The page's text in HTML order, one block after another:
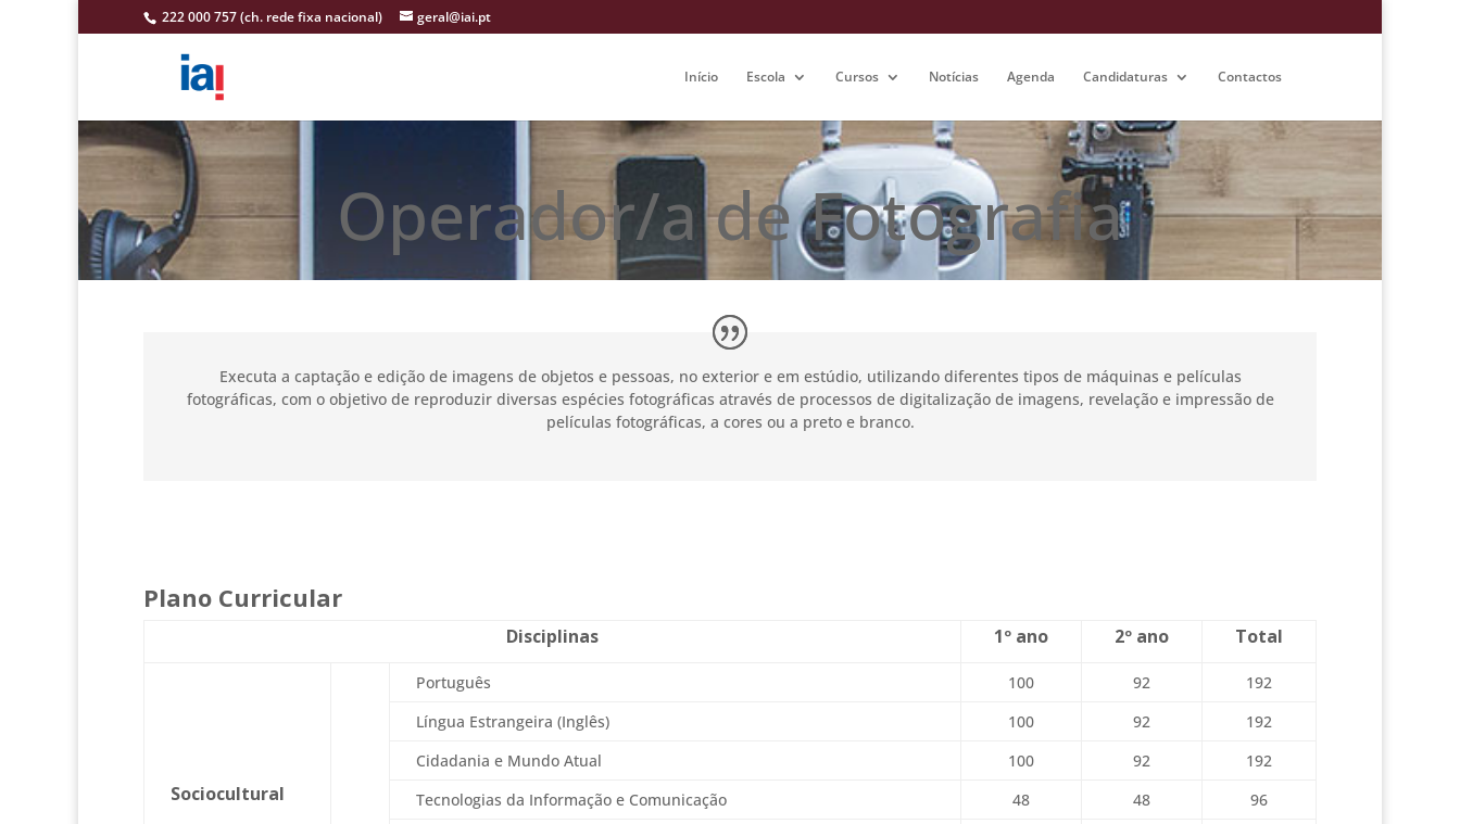
222 000 757 (ch. rede fixa nacional) geral@iai.pt
Início Escola Cursos Notícias Agenda Candidaturas Contactos
Operador/a de Fotografia
Executa a captação e edição de imagens de objetos e pessoas, no exterior e em estúdio, utilizando diferentes tipos de máquinas e películas
fotográficas, com o objetivo de reproduzir diversas espécies fotográficas através de processos de digitalização de imagens, revelação e impressão de
películas fotográficas, a cores ou a preto e branco.
Plano Curricular
Disciplinas 1º ano 2º ano Total
Sociocultural
Português 100 92
192
Língua Estrangeira (Inglês)
100 92
192
Cidadania e Mundo Atual
100 92
192
Tecnologias da Informação e Comunicação
48 48
96